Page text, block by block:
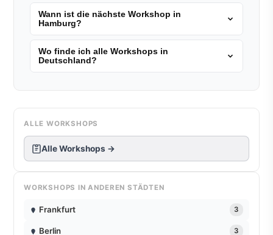
Wann ist die nächste Workshop in
Hamburg?
Wo finde ich alle Workshops in
Deutschland?
ALLE WORKSHOPS
Alle Workshops →
WORKSHOPS IN ANDEREN STÄDTEN
Frankfurt 3
Berlin 3